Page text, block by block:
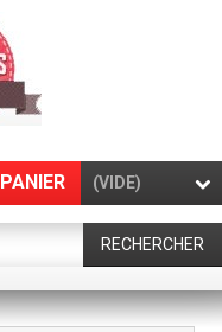
PANIER (VIDE)
RECHERCHER